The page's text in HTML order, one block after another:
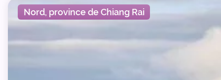
Nord, province de Chiang Rai